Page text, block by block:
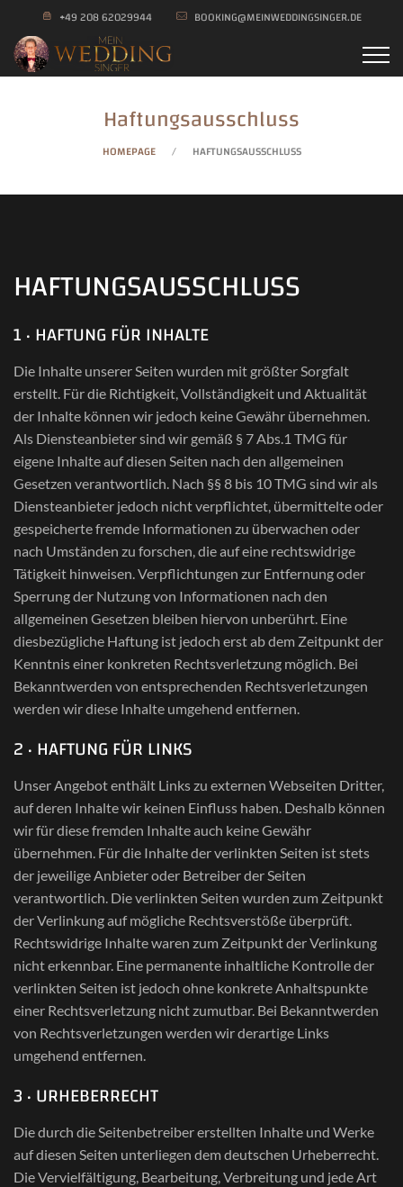
+49 208 62029944 BOOKING@MEINWEDDINGSINGER.DE
Haftungsausschluss
HOMEPAGE HAFTUNGSAUSSCHLUSS
HAFTUNGSAUSSCHLUSS
1 · HAFTUNG FÜR INHALTE
Die Inhalte unserer Seiten wurden mit größter Sorgfalt
erstellt. Für die Richtigkeit, Vollständigkeit und Aktualität
der Inhalte können wir jedoch keine Gewähr übernehmen.
Als Diensteanbieter sind wir gemäß § 7 Abs.1 TMG für
eigene Inhalte auf diesen Seiten nach den allgemeinen
Gesetzen verantwortlich. Nach §§ 8 bis 10 TMG sind wir als
Diensteanbieter jedoch nicht verpflichtet, übermittelte oder
gespeicherte fremde Informationen zu überwachen oder
nach Umständen zu forschen, die auf eine rechtswidrige
Tätigkeit hinweisen. Verpflichtungen zur Entfernung oder
Sperrung der Nutzung von Informationen nach den
allgemeinen Gesetzen bleiben hiervon unberührt. Eine
diesbezügliche Haftung ist jedoch erst ab dem Zeitpunkt der
Kenntnis einer konkreten Rechtsverletzung möglich. Bei
Bekanntwerden von entsprechenden Rechtsverletzungen
werden wir diese Inhalte umgehend entfernen.
2 · HAFTUNG FÜR LINKS
Unser Angebot enthält Links zu externen Webseiten Dritter,
auf deren Inhalte wir keinen Einfluss haben. Deshalb können
wir für diese fremden Inhalte auch keine Gewähr
übernehmen. Für die Inhalte der verlinkten Seiten ist stets
der jeweilige Anbieter oder Betreiber der Seiten
verantwortlich. Die verlinkten Seiten wurden zum Zeitpunkt
der Verlinkung auf mögliche Rechtsverstöße überprüft.
Rechtswidrige Inhalte waren zum Zeitpunkt der Verlinkung
nicht erkennbar. Eine permanente inhaltliche Kontrolle der
verlinkten Seiten ist jedoch ohne konkrete Anhaltspunkte
einer Rechtsverletzung nicht zumutbar. Bei Bekanntwerden
von Rechtsverletzungen werden wir derartige Links
umgehend entfernen.
3 · URHEBERRECHT
Die durch die Seitenbetreiber erstellten Inhalte und Werke
auf diesen Seiten unterliegen dem deutschen Urheberrecht.
Die Vervielfältigung, Bearbeitung, Verbreitung und jede Art